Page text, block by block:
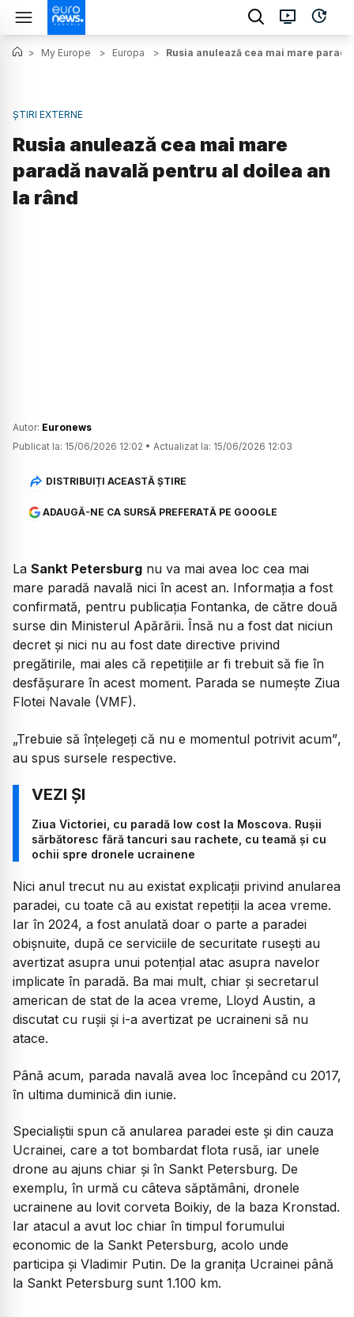
> My Europe > Europa > Rusia anulează cea mai mare
ȘTIRI EXTERNE
Rusia anulează cea mai mare
paradă navală pentru al doilea an
la rând
Autor: Euronews
Publicat la: 15/06/2026 12:02 • Actualizat la: 15/06/2026 12:03
DISTRIBUIȚI ACEASTĂ ȘTIRE
ADAUGĂ-NE CA SURSĂ PREFERATĂ PE GOOGLE
La Sankt Petersburg nu va mai avea loc cea mai
mare paradă navală nici în acest an. Informația a fost
confirmată, pentru publicația Fontanka, de către două
surse din Ministerul Apărării. Însă nu a fost dat niciun
decret și nici nu au fost date directive privind
pregătirile, mai ales că repetițiile ar fi trebuit să fie în
desfășurare în acest moment. Parada se numește Ziua
Flotei Navale (VMF).
„Trebuie să înțelegeți că nu e momentul potrivit acum”,
au spus sursele respective.
Ziua Victoriei, cu paradă low cost la Moscova. Rușii
sărbătoresc fără tancuri sau rachete, cu teamă și cu
ochii spre dronele ucrainene
Nici anul trecut nu au existat explicații privind anularea
paradei, cu toate că au existat repetiții la acea vreme.
Iar în 2024, a fost anulată doar o parte a paradei
obișnuite, după ce serviciile de securitate rusești au
avertizat asupra unui potențial atac asupra navelor
implicate în paradă. Ba mai mult, chiar și secretarul
american de stat de la acea vreme, Lloyd Austin, a
discutat cu rușii și i-a avertizat pe ucraineni să nu
atace.
Până acum, parada navală avea loc începând cu 2017,
în ultima duminică din iunie.
Specialiștii spun că anularea paradei este și din cauza
Ucrainei, care a tot bombardat flota rusă, iar unele
drone au ajuns chiar și în Sankt Petersburg. De
exemplu, în urmă cu câteva săptămâni, dronele
ucrainene au lovit corveta Boikiy, de la baza Kronstad.
Iar atacul a avut loc chiar în timpul forumului
economic de la Sankt Petersburg, acolo unde
participa și Vladimir Putin. De la granița Ucrainei până
la Sankt Petersburg sunt 1.100 km.